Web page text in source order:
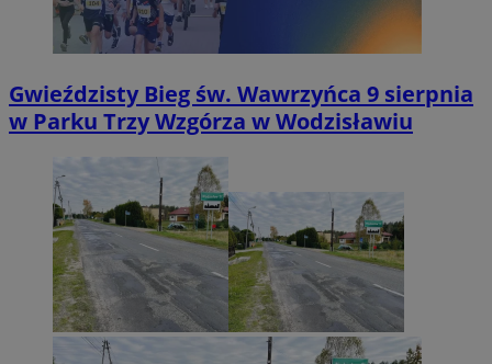
Gwieździsty Bieg św. Wawrzyńca 9 sierpnia
w Parku Trzy Wzgórza w Wodzisławiu